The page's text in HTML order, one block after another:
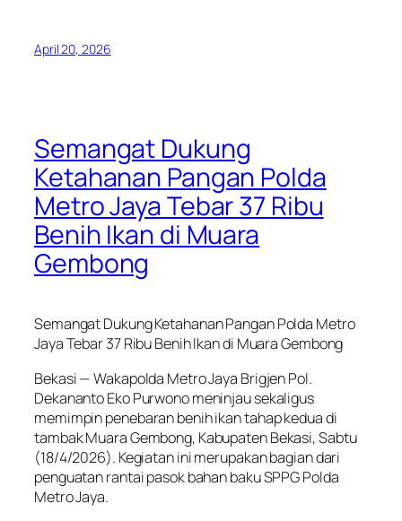
April 20, 2026
Semangat Dukung
Ketahanan Pangan Polda
Metro Jaya Tebar 37 Ribu
Benih Ikan di Muara
Gembong
Semangat Dukung Ketahanan Pangan Polda Metro
Jaya Tebar 37 Ribu Benih Ikan di Muara Gembong
Bekasi — Wakapolda Metro Jaya Brigjen Pol.
Dekananto Eko Purwono meninjau sekaligus
memimpin penebaran benih ikan tahap kedua di
tambak Muara Gembong, Kabupaten Bekasi, Sabtu
(18/4/2026). Kegiatan ini merupakan bagian dari
penguatan rantai pasok bahan baku SPPG Polda
Metro Jaya.